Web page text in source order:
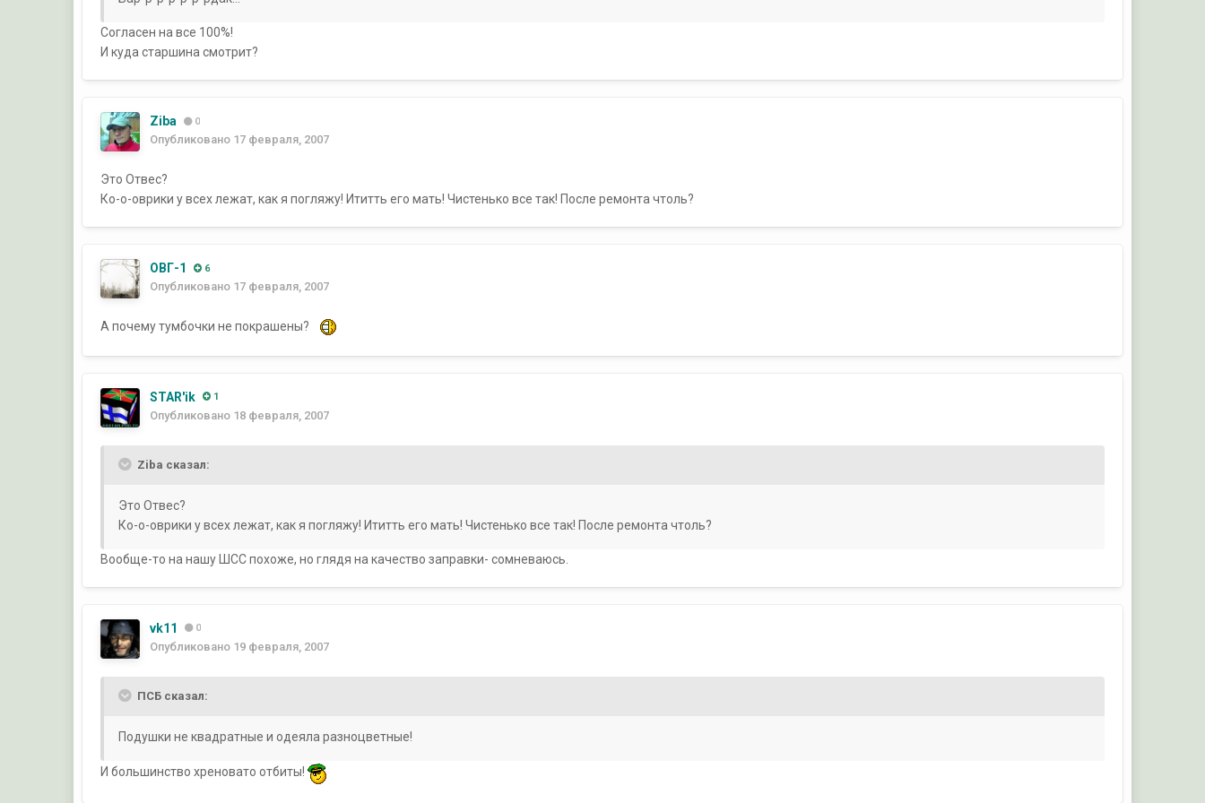
Согласен на все 100%!
И куда старшина смотрит?
Ziba 0
Опубликовано 17 февраля, 2007
Это Отвес?
Ко-о-оврики у всех лежат, как я погляжу! Ититть его мать! Чистенько все так! После ремонта чтоль?
ОВГ-1 6
Опубликовано 17 февраля, 2007
А почему тумбочки не покрашены?
STAR'ik 1
Опубликовано 18 февраля, 2007
Ziba сказал:
Это Отвес?
Ко-о-оврики у всех лежат, как я погляжу! Ититть его мать! Чистенько все так! После ремонта чтоль?
Вообще-то на нашу ШСС похоже, но глядя на качество заправки- сомневаюсь.
vk11 0
Опубликовано 19 февраля, 2007
ПСБ сказал:
Подушки не квадратные и одеяла разноцветные!
И большинство хреновато отбиты!